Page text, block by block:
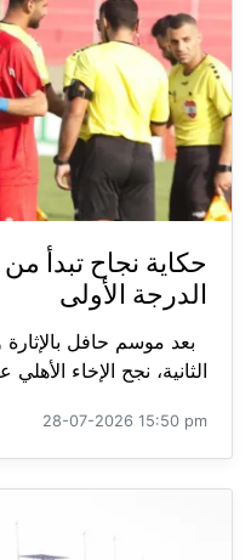
حكاية نجاح تبدأ
الدرجة الأولى
بعد موسم حافل
الثانية، نجح الإخاء
28-07-2026 15:50 pm